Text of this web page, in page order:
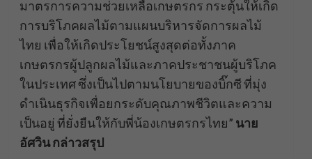
มาตรการความช่วยเหลือเกษตรกร กระตุ้นให้เกิด
การบริโภคผลไม้ตามแผนบริหารจัดการผลไม้
ไทย เพื่อให้เกิดประโยชน์สูงสุดต่อทั้งภาค
เกษตรกรผู้ปลูกผลไม้และภาคประชาชนผู้บริโภค
ในประเทศ ซึ่งเป็นไปตามนโยบายของบิ๊กซี ที่มุ่ง
ดำเนินธุรกิจเพื่อยกระดับคุณภาพชีวิตและความ
เป็นอยู่ ที่ยั่งยืนให้กับพี่น้องเกษตรกรไทย” นาย
อัศวิน กล่าวสรุป